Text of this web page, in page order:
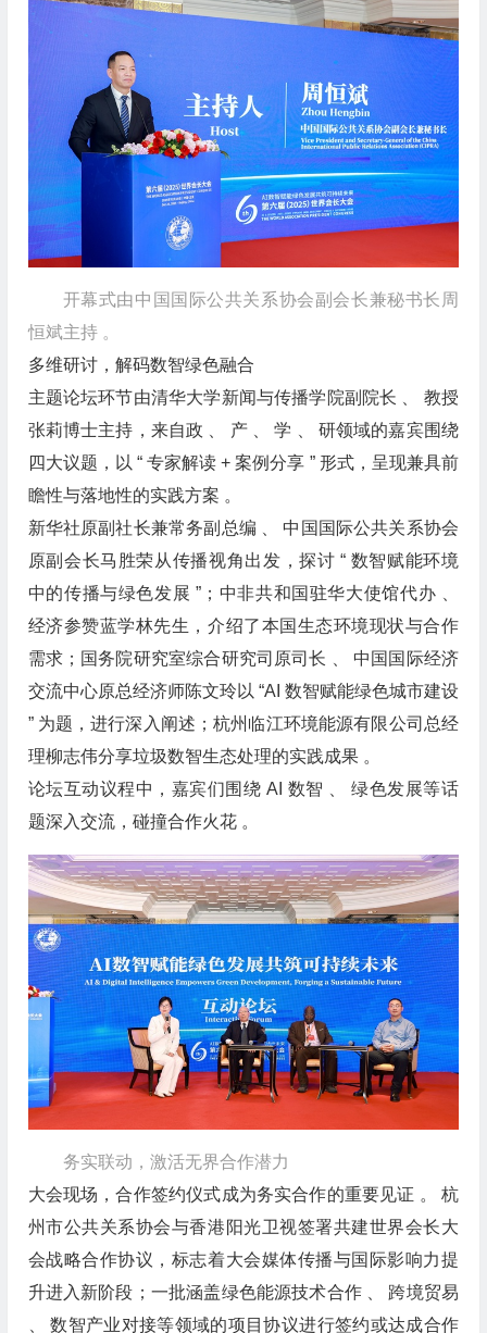
开幕式由中国国际公共关系协会副会长兼秘书长周
恒斌主持 。
多维研讨，解码数智绿色融合
主题论坛环节由清华大学新闻与传播学院副院长 、 教授
张莉博士主持，来自政 、 产 、 学 、 研领域的嘉宾围绕
四大议题，以 “ 专家解读 + 案例分享 ” 形式，呈现兼具前
瞻性与落地性的实践方案 。
新华社原副社长兼常务副总编 、 中国国际公共关系协会
原副会长马胜荣从传播视角出发，探讨 “ 数智赋能环境
中的传播与绿色发展 ”；中非共和国驻华大使馆代办 、
经济参赞蓝学林先生，介绍了本国生态环境现状与合作
需求；国务院研究室综合研究司原司长 、 中国国际经济
交流中心原总经济师陈文玲以 “AI 数智赋能绿色城市建设
” 为题，进行深入阐述；杭州临江环境能源有限公司总经
理柳志伟分享垃圾数智生态处理的实践成果 。
论坛互动议程中，嘉宾们围绕 AI 数智 、 绿色发展等话
题深入交流，碰撞合作火花 。
务实联动，激活无界合作潜力
大会现场，合作签约仪式成为务实合作的重要见证 。 杭
州市公共关系协会与香港阳光卫视签署共建世界会长大
会战略合作协议，标志着大会媒体传播与国际影响力提
升进入新阶段；一批涵盖绿色能源技术合作 、 跨境贸易
、 数智产业对接等领域的项目协议进行签约或达成合作